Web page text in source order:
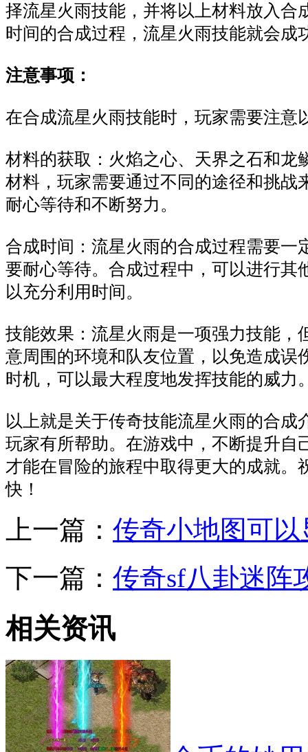
择流星火雨技能，并将以上材料放入合
时间的合成过程，流星火雨技能就会成
注意事项：
在合成流星火雨技能时，玩家需要注意
材料的获取：火焰之心、天界之石和龙
材料，玩家需要通过不同的途径和挑战
耐心等待和不断努力。
合成时间：流星火雨的合成过程需要一
要耐心等待。合成过程中，可以进行其
以充分利用时间。
技能效果：流星火雨是一项强力技能，
意周围的环境和队友位置，以免造成误
时机，可以最大程度地发挥技能的威力
以上就是关于传奇技能流星火雨的合成
玩家有所帮助。在游戏中，不断提升自
才能在冒险的旅程中取得更大的成就。
快！
上一篇： 传奇小地图可
下一篇： 传奇sf八卦迷阵
相关资讯